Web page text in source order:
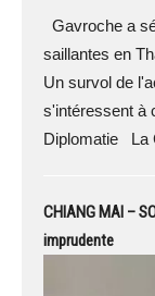
Gavroche a
saillantes en
Un survol de
s'intéressent à
Diplomatie La
CHIANG MAI –
imprudente